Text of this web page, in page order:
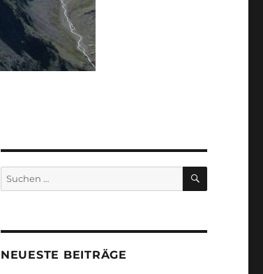
Suchen
nach:
SUCHEN
NEUESTE BEITRÄGE